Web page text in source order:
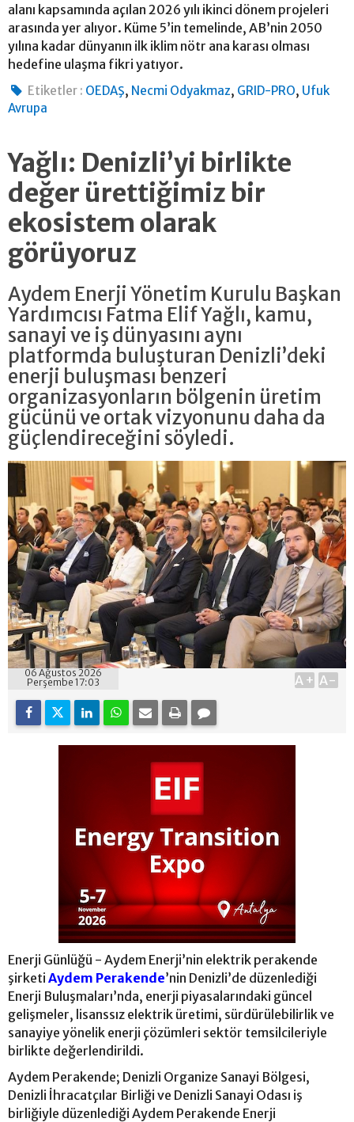
alanı kapsamında açılan 2026 yılı ikinci dönem projeleri
arasında yer alıyor. Küme 5’in temelinde, AB’nin 2050
yılına kadar dünyanın ilk iklim nötr ana karası olması
hedefine ulaşma fikri yatıyor.
Etiketler : OEDAŞ, Necmi Odyakmaz, GRID-PRO, Ufuk
Avrupa
Yağlı: Denizli’yi birlikte
değer ürettiğimiz bir
ekosistem olarak
görüyoruz
Aydem Enerji Yönetim Kurulu Başkan
Yardımcısı Fatma Elif Yağlı, kamu,
sanayi ve iş dünyasını aynı
platformda buluşturan Denizli’deki
enerji buluşması benzeri
organizasyonların bölgenin üretim
gücünü ve ortak vizyonunu daha da
güçlendireceğini söyledi.
06 Ağustos 2026
Perşembe 17:03
A+ A-
Enerji Günlüğü - Aydem Enerji’nin elektrik perakende
şirketi Aydem Perakende’nin Denizli’de düzenlediği
Enerji Buluşmaları’nda, enerji piyasalarındaki güncel
gelişmeler, lisanssız elektrik üretimi, sürdürülebilirlik ve
sanayiye yönelik enerji çözümleri sektör temsilcileriyle
birlikte değerlendirildi.
Aydem Perakende; Denizli Organize Sanayi Bölgesi,
Denizli İhracatçılar Birliği ve Denizli Sanayi Odası iş
birliğiyle düzenlediği Aydem Perakende Enerji